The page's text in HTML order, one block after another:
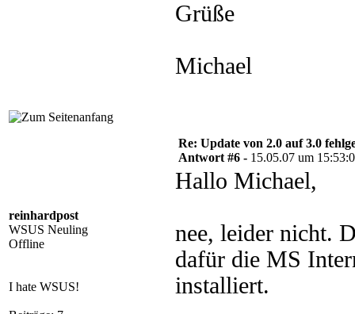
Grüße
Michael
reinhardpost
WSUS Neuling
Offline
I hate WSUS!
Re: Update von 2.0 auf 3.0
Antwort #6 - 15.05.07 um
Hallo Michael,
nee, leider nicht.
dafür die MS
installiert.